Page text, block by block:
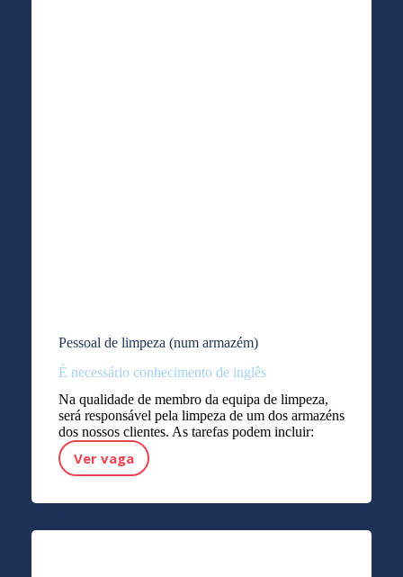
Pessoal de limpeza (num armazém)
É necessário conhecimento de inglês
Na qualidade de membro da equipa de limpeza,
será responsável pela limpeza de um dos armazéns
dos nossos clientes. As tarefas podem incluir:
Ver vagaPessoal de limpeza (num armazém)